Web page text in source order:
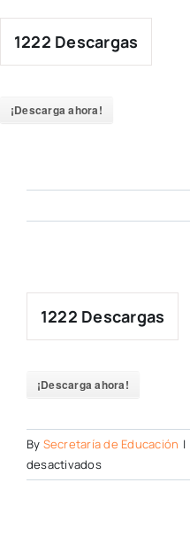
content
1222 Descargas
¡Descarga ahora!
1222 Descargas
¡Descarga ahora!
By Secretaría de Educación |
desactivadosen